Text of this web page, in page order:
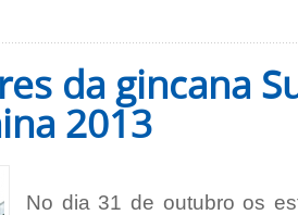
da gincana
2013
No dia 31 de outubro os